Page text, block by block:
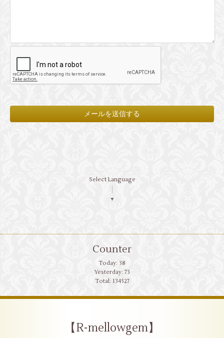
Select Language
▼
Counter
Today: 38
Yesterday: 73
Total: 134527
【R-mellowgem】